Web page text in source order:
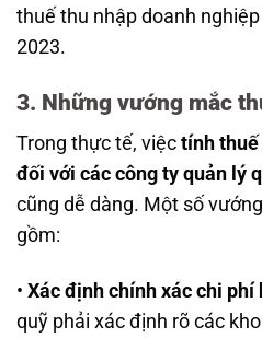
thuế thu nhập doanh
2023.
3. Những vướng mắc
Trong thực tế, việc tính thuế
đối với các công ty quản lý
cũng dễ dàng. Một số
gồm:
• Xác định chính xác chi phí
quỹ phải xác định rõ các